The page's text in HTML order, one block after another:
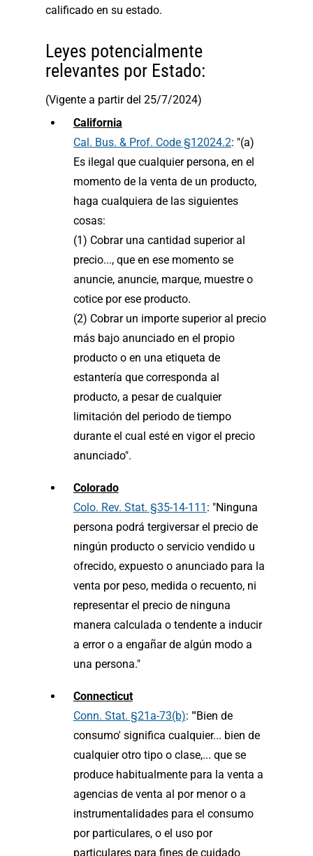
calificado en su estado.
Leyes potencialmente
relevantes por Estado:
(Vigente a partir del 25/7/2024)
California
Cal. Bus. & Prof. Code §12024.2: "(a)
Es ilegal que cualquier persona, en el
momento de la venta de un producto,
haga cualquiera de las siguientes
cosas:
(1) Cobrar una cantidad superior al
precio..., que en ese momento se
anuncie, anuncie, marque, muestre o
cotice por ese producto.
(2) Cobrar un importe superior al precio
más bajo anunciado en el propio
producto o en una etiqueta de
estantería que corresponda al
producto, a pesar de cualquier
limitación del periodo de tiempo
durante el cual esté en vigor el precio
anunciado".
Colorado
Colo. Rev. Stat. §35-14-111 : "Ninguna
persona podrá tergiversar el precio de
ningún producto o servicio vendido u
ofrecido, expuesto o anunciado para la
venta por peso, medida o recuento, ni
representar el precio de ninguna
manera calculada o tendente a inducir
a error o a engañar de algún modo a
una persona."
Connecticut
Conn. Stat. §21a-73(b): "'Bien de
consumo' significa cualquier... bien de
cualquier otro tipo o clase,... que se
produce habitualmente para la venta a
agencias de venta al por menor o a
instrumentalidades para el consumo
por particulares, o el uso por
particulares para fines de cuidado